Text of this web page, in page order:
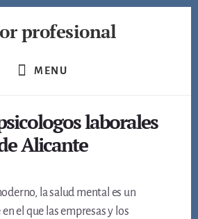
profesional
MENU
laborales
Alicante
la salud mental es un
el que las empresas y los